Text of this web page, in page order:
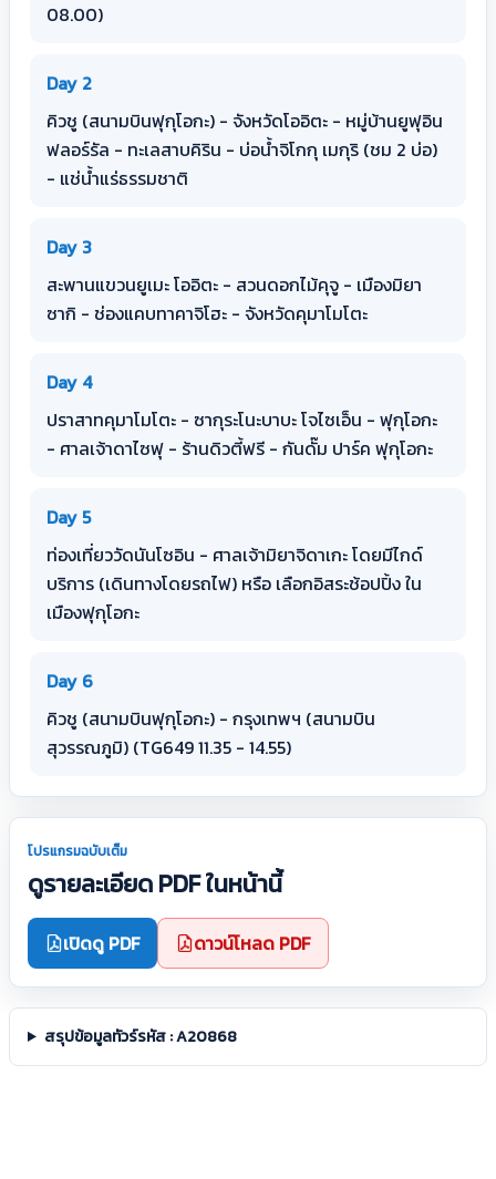
08.00)
Day 2
คิวชู (สนามบินฟุกุโอกะ) - จังหวัดโออิตะ - หมู่บ้านยูฟุอิน
ฟลอร์รัล - ทะเลสาบคิริน - บ่อน้ำจิโกกุ เมกุริ (ชม 2 บ่อ)
- แช่น้ำแร่ธรรมชาติ
Day 3
สะพานแขวนยูเมะ โออิตะ - สวนดอกไม้คุจู - เมืองมิยา
ซากิ - ช่องแคบทาคาจิโฮะ - จังหวัดคุมาโมโตะ
Day 4
ปราสาทคุมาโมโตะ - ซากุระโนะบาบะ โจไซเอ็น - ฟุกุโอกะ
- ศาลเจ้าดาไซฟุ - ร้านดิวตี้ฟรี - กันดั๊ม ปาร์ค ฟุกุโอกะ
Day 5
ท่องเที่ยววัดนันโซอิน - ศาลเจ้ามิยาจิดาเกะ โดยมีไกด์
บริการ (เดินทางโดยรถไฟ) หรือ เลือกอิสระช้อปปิ้ง ใน
เมืองฟุกุโอกะ
Day 6
คิวชู (สนามบินฟุกุโอกะ) - กรุงเทพฯ (สนามบิน
สุวรรณภูมิ) (TG649 11.35 - 14.55)
โปรแกรมฉบับเต็ม
ดูรายละเอียด PDF ในหน้านี้
เปิดดู PDF ดาวน์โหลด PDF
สรุปข้อมูลทัวร์รหัส : A20868